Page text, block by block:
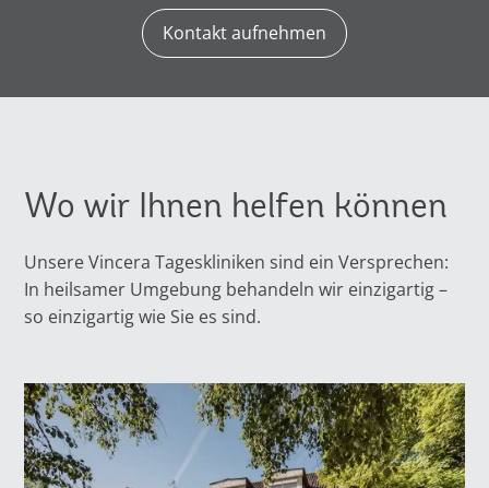
Kontakt aufnehmen
Wo wir Ihnen helfen können
Unsere Vincera Tageskliniken sind ein Versprechen:
In heilsamer Umgebung behandeln wir einzigartig –
so einzigartig wie Sie es sind.